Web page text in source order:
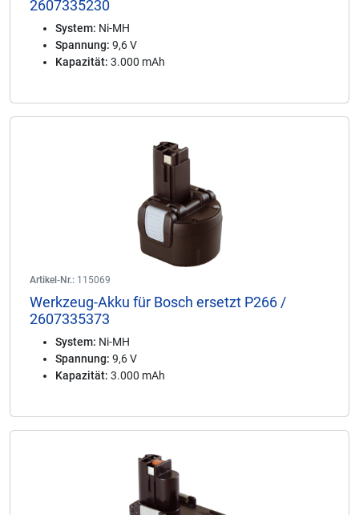
2607335230
System: Ni-MH
Spannung: 9,6 V
Kapazität: 3.000 mAh
Artikel-Nr.: 115069
Werkzeug-Akku für Bosch ersetzt P266 /
2607335373
System: Ni-MH
Spannung: 9,6 V
Kapazität: 3.000 mAh